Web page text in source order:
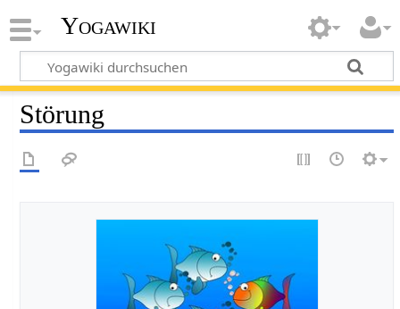
Yogawiki
Störung